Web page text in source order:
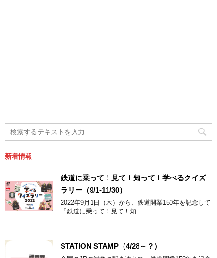
新着情報
鉄道に乗って！見て！知って！学べるクイズ
ラリー（9/1-11/30）
2022年9月1日（木）から、鉄道開業150年を記念して
「鉄道に乗って！見て！知 ...
STATION STAMP（4/28～？）